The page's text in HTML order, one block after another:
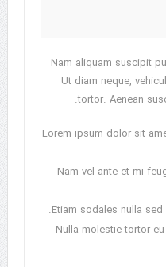
Nam aliquam suscipit
Ut diam neque,
tortor. Aenean
Lorem ipsum dolor sit
Nam vel ante et mi
Etiam sodales nulla
Nulla molestie tortor